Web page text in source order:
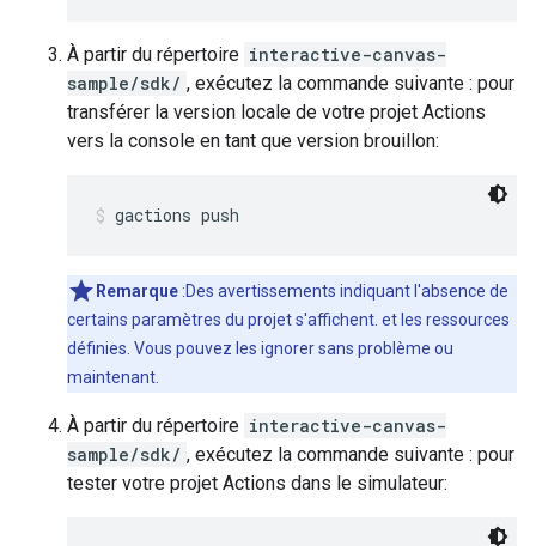
À partir du répertoire interactive-canvas-
sample/sdk/ , exécutez la commande suivante : pour
transférer la version locale de votre projet Actions
vers la console en tant que version brouillon:
gactions push
Remarque :Des avertissements indiquant l'absence de
certains paramètres du projet s'affichent. et les ressources
définies. Vous pouvez les ignorer sans problème ou
maintenant.
À partir du répertoire interactive-canvas-
sample/sdk/ , exécutez la commande suivante : pour
tester votre projet Actions dans le simulateur: